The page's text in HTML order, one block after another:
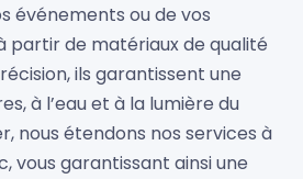
événements ou de vos
partir de matériaux de qualité
ils garantissent une
à l’eau et à la lumière du
nous étendons nos services à
vous garantissant ainsi une